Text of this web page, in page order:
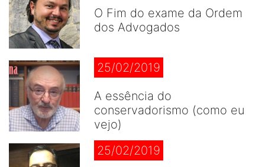
O Fim do exame da Ordem
dos Advogados
25/02/2019
A essência do
conservadorismo (como eu
vejo)
25/02/2019